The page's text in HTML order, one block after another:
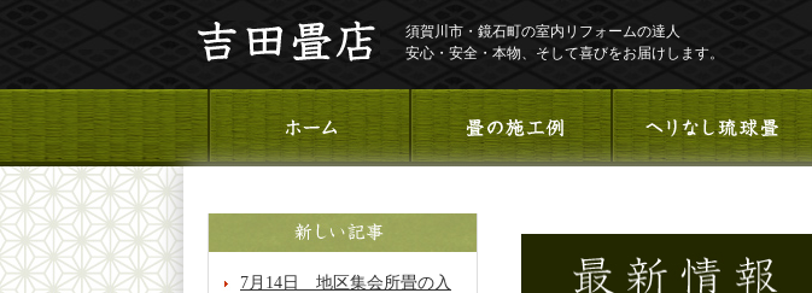
須賀川市・鏡石町の室内リフォームの達人
安心・安全・本物、そして喜びをお届けします。
7月14日 地区集会所畳の入